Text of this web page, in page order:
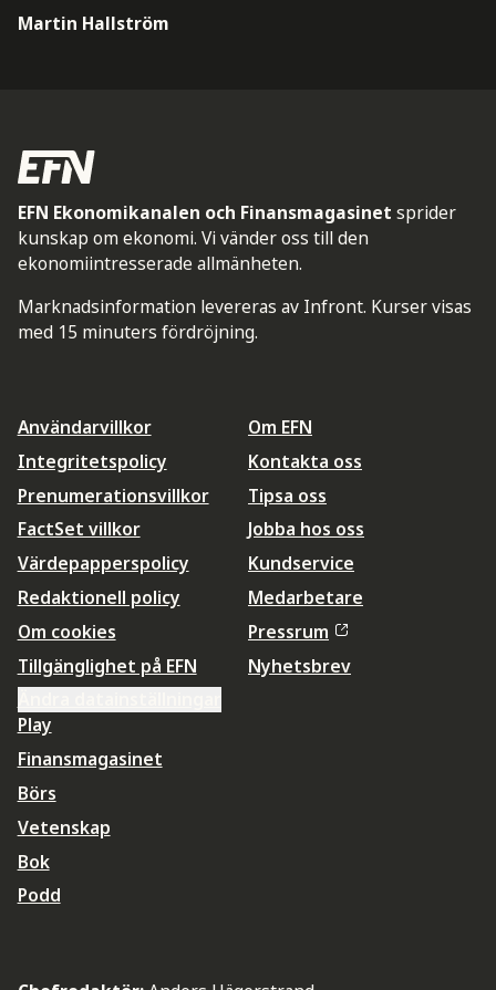
Martin Hallström
EFN Ekonomikanalen och Finansmagasinet sprider
kunskap om ekonomi. Vi vänder oss till den
ekonomiintresserade allmänheten.
Marknadsinformation levereras av Infront. Kurser visas
med 15 minuters fördröjning.
Användarvillkor
Integritetspolicy
Prenumerationsvillkor
FactSet villkor
Värdepapperspolicy
Redaktionell policy
Om cookies
Tillgänglighet på EFN
Om EFN
Kontakta oss
Tipsa oss
Jobba hos oss
Kundservice
Medarbetare
Pressrum
Nyhetsbrev
Play
Finansmagasinet
Börs
Vetenskap
Bok
Podd